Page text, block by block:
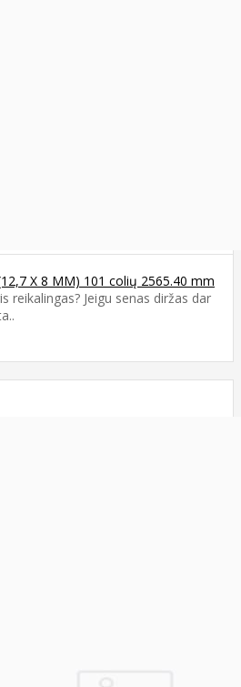
X 8 MM) 101 colių 2565.40 mm
reikalingas? Jeigu senas diržas dar